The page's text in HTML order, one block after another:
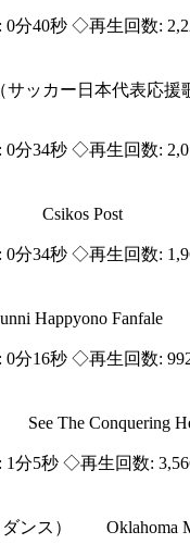
分40秒 ◇再生回数:
（サッカー日本代表
分34秒 ◇再生回数:
Csikos Post
分34秒 ◇再生回数:
Happyono Fanfale
分16秒 ◇再生回数:
The Conquering
分5秒 ◇再生回数:
ダンス） Oklahoma